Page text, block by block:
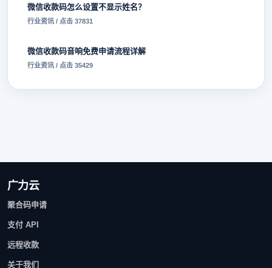
微信收款码怎么设置不显示姓名？
行业资讯 / 点击 37831
微信收款码音响免费申请流程详解
行业资讯 / 点击 35429
广力云
聚合码申请
支付 API
远程收款
关于我们